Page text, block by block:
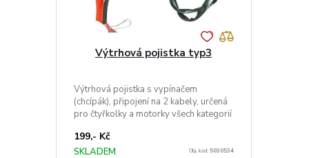
Výtrhová pojistka typ3
Výtrhová pojistka s vypínačem
(chcípák), připojení na 2 kabely, určená
pro čtyřkolky a motorky všech kategorií
199,- Kč
SKLADEM Obj. kód: 5030534